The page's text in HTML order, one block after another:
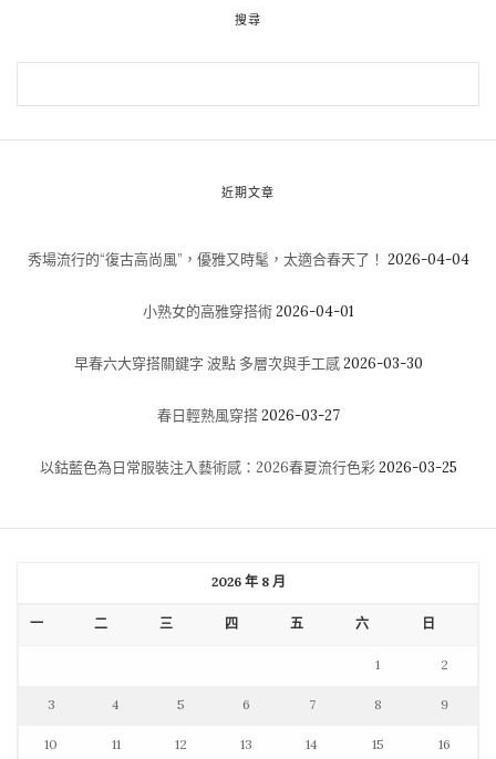
搜尋
近期文章
秀場流行的“復古高尚風”，優雅又時髦，太適合春天了！ 2026-04-04
小熟女的高雅穿搭術 2026-04-01
早春六大穿搭關鍵字 波點 多層次與手工感 2026-03-30
春日輕熟風穿搭 2026-03-27
以鈷藍色為日常服裝注入藝術感：2026春夏流行色彩 2026-03-25
2026 年 8 月
一 二 三 四 五 六 日
1 2
3 4 5 6 7 8 9
10 11 12 13 14 15 16